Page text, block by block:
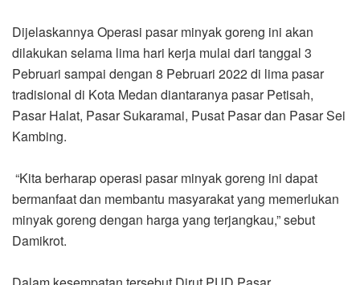
Dijelaskannya Operasi pasar minyak goreng ini akan
dilakukan selama lima hari kerja mulai dari tanggal 3
Pebruari sampai dengan 8 Pebruari 2022 di lima pasar
tradisional di Kota Medan diantaranya pasar Petisah,
Pasar Halat, Pasar Sukaramai, Pusat Pasar dan Pasar Sei
Kambing.
“Kita berharap operasi pasar minyak goreng ini dapat
bermanfaat dan membantu masyarakat yang memerlukan
minyak goreng dengan harga yang terjangkau,” sebut
Damikrot.